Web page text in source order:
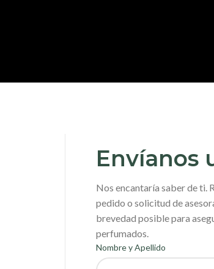
Envíanos
Nos encantaría saber de ti.
pedido o solicitud de
brevedad posible para
perfumados.
Nombre y Apellido